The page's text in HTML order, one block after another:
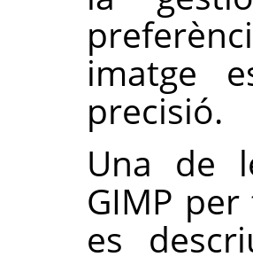
imatge
precisió.
Una de
GIMP per
es